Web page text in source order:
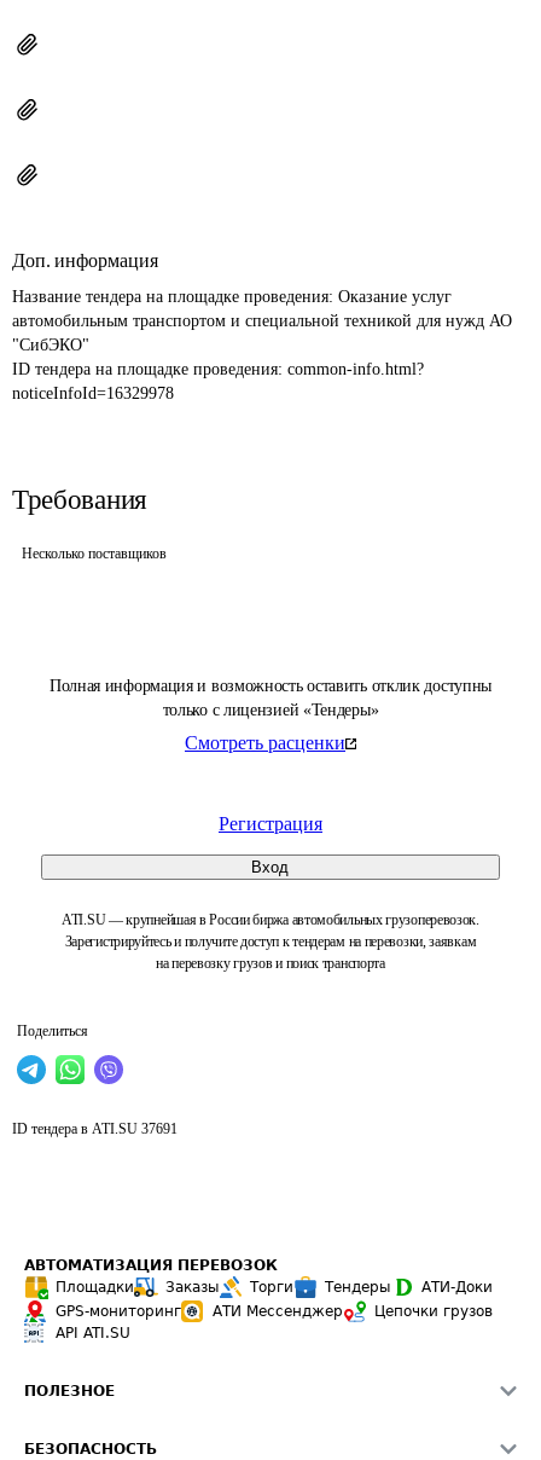
Полная информация и возможность оставить отклик доступны
только с лицензией «Тендеры»
Смотреть расценки
Регистрация
Вход
ATI.SU — крупнейшая в России биржа автомобильных грузоперевозок.
Зарегистрируйтесь и получите доступ к тендерам на перевозки, заявкам
на перевозку грузов и поиск транспорта
Поделиться
Доп. информация
Название тендера на площадке проведения: Оказание услуг
автомобильным транспортом и специальной техникой для нужд АО
"СибЭКО"
ID тендера на площадке проведения: common-info.html?
noticeInfoId=16329978
Требования
Несколько поставщиков
ID тендера в ATI.SU 37691
АВТОМАТИЗАЦИЯ ПЕРЕВОЗОК
Площадки
Заказы Торги Тендеры
АТИ-Доки
GPS-мониторинг
АТИ Мессенджер
Цепочки грузов
API ATI.SU
ПОЛЕЗНОЕ
БЕЗОПАСНОСТЬ